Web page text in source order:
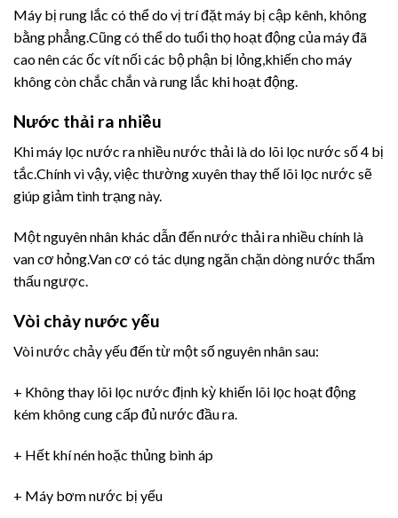
Máy bị rung lắc có thể do vị trí đặt máy bị cập kênh, không
bằng phẳng.Cũng có thể do tuổi thọ hoạt động của máy đã
cao nên các ốc vít nối các bộ phận bị lỏng,khiến cho máy
không còn chắc chắn và rung lắc khi hoạt động.
Nước thải ra nhiều
Khi máy lọc nước ra nhiều nước thải là do lõi lọc nước số 4 bị
tắc.Chính vì vậy, việc thường xuyên thay thế lõi lọc nước sẽ
giúp giảm tình trạng này.
Một nguyên nhân khác dẫn đến nước thải ra nhiều chính là
van cơ hỏng.Van cơ có tác dụng ngăn chặn dòng nước thẩm
thấu ngược.
Vòi chảy nước yếu
Vòi nước chảy yếu đến từ một số nguyên nhân sau:
+ Không thay lõi lọc nước định kỳ khiến lõi lọc hoạt động
kém không cung cấp đủ nước đầu ra.
+ Hết khí nén hoặc thủng bình áp
+ Máy bơm nước bị yếu